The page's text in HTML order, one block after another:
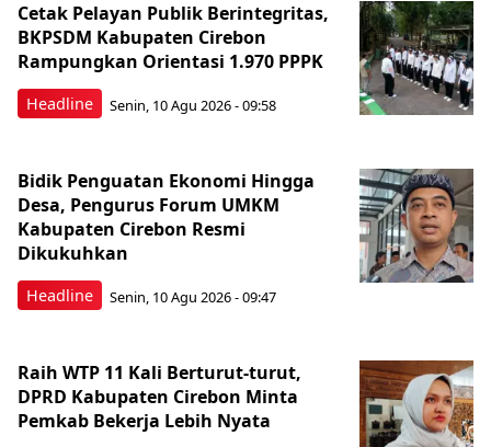
Headline
Cetak Pelayan Publik Berintegritas,
BKPSDM Kabupaten Cirebon
Rampungkan Orientasi 1.970 PPPK
Senin, 10 Agu 2026 - 09:58
Headline
Bidik Penguatan Ekonomi Hingga
Desa, Pengurus Forum UMKM
Kabupaten Cirebon Resmi
Dikukuhkan
Senin, 10 Agu 2026 - 09:47
Raih WTP 11 Kali Berturut-turut,
DPRD Kabupaten Cirebon Minta
Pemkab Bekerja Lebih Nyata